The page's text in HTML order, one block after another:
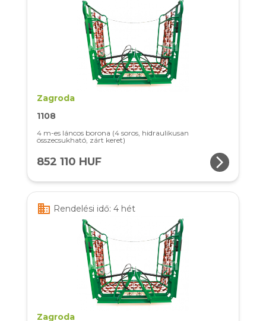
Zagroda
1108
4 m-es láncos borona (4 soros, hidraulikusan
összecsukható, zárt keret)
852 110 HUF arrow_forward_ios
business Rendelési idő: 4 hét
Zagroda